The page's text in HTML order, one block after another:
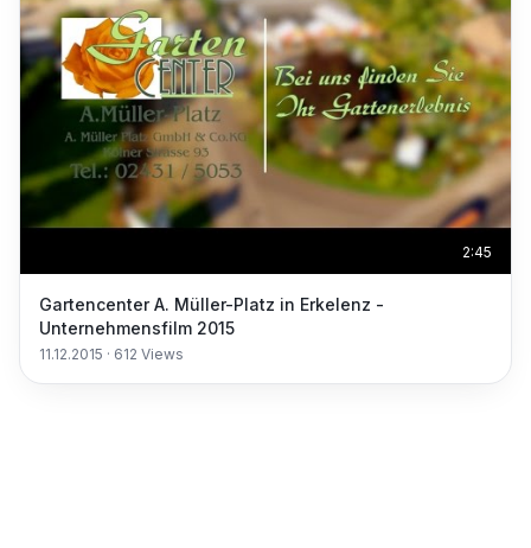
2:45
Gartencenter A. Müller-Platz in Erkelenz -
Unternehmensfilm 2015
11.12.2015 · 612 Views